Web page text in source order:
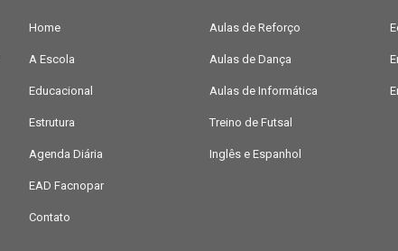
Home
A Escola
Educacional
Estrutura
Agenda Diária
EAD Facnopar
Contato
Aulas de Reforço
Aulas de Dança
Aulas de Informática
Treino de Futsal
Inglês e Espanhol